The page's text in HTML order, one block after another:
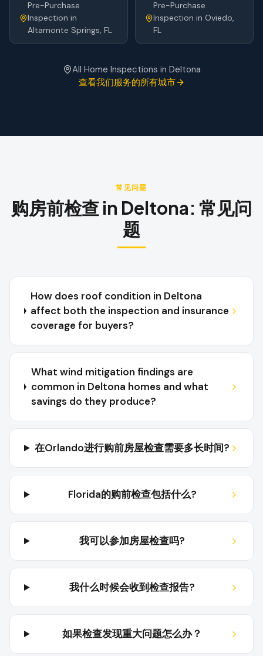
Pre-Purchase
Inspection in
Altamonte Springs, FL
Pre-Purchase
Inspection in Oviedo,
FL
All Home Inspections in Deltona
查看我们服务的所有城市
常见问题
购房前检查in Deltona: 常见问
题
How does roof condition in Deltona
affect both the inspection and insurance
coverage for buyers?
What wind mitigation findings are
common in Deltona homes and what
savings do they produce?
在Orlando进行购前房屋检查需要多长时间?
Florida的购前检查包括什么?
我可以参加房屋检查吗?
我什么时候会收到检查报告?
如果检查发现重大问题怎么办？